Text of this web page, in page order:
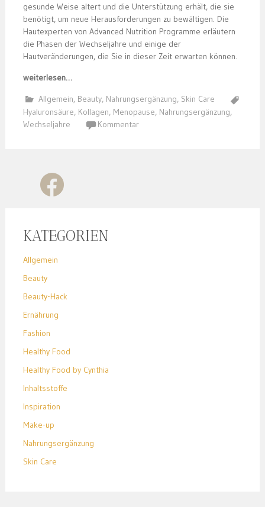
gesunde Weise altert und die Unterstützung erhält, die sie
benötigt, um neue Herausforderungen zu bewältigen. Die
Hautexperten von Advanced Nutrition Programme erläutern
die Phasen der Wechseljahre und einige der
Hautveränderungen, die Sie in dieser Zeit erwarten können.
weiterlesen…
Allgemein, Beauty, Nahrungsergänzung, Skin Care
Hyaluronsäure, Kollagen, Menopause, Nahrungsergänzung,
Wechseljahre
Kommentar
KATEGORIEN
Allgemein
Beauty
Beauty-Hack
Ernährung
Fashion
Healthy Food
Healthy Food by Cynthia
Inhaltsstoffe
Inspiration
Make-up
Nahrungsergänzung
Skin Care